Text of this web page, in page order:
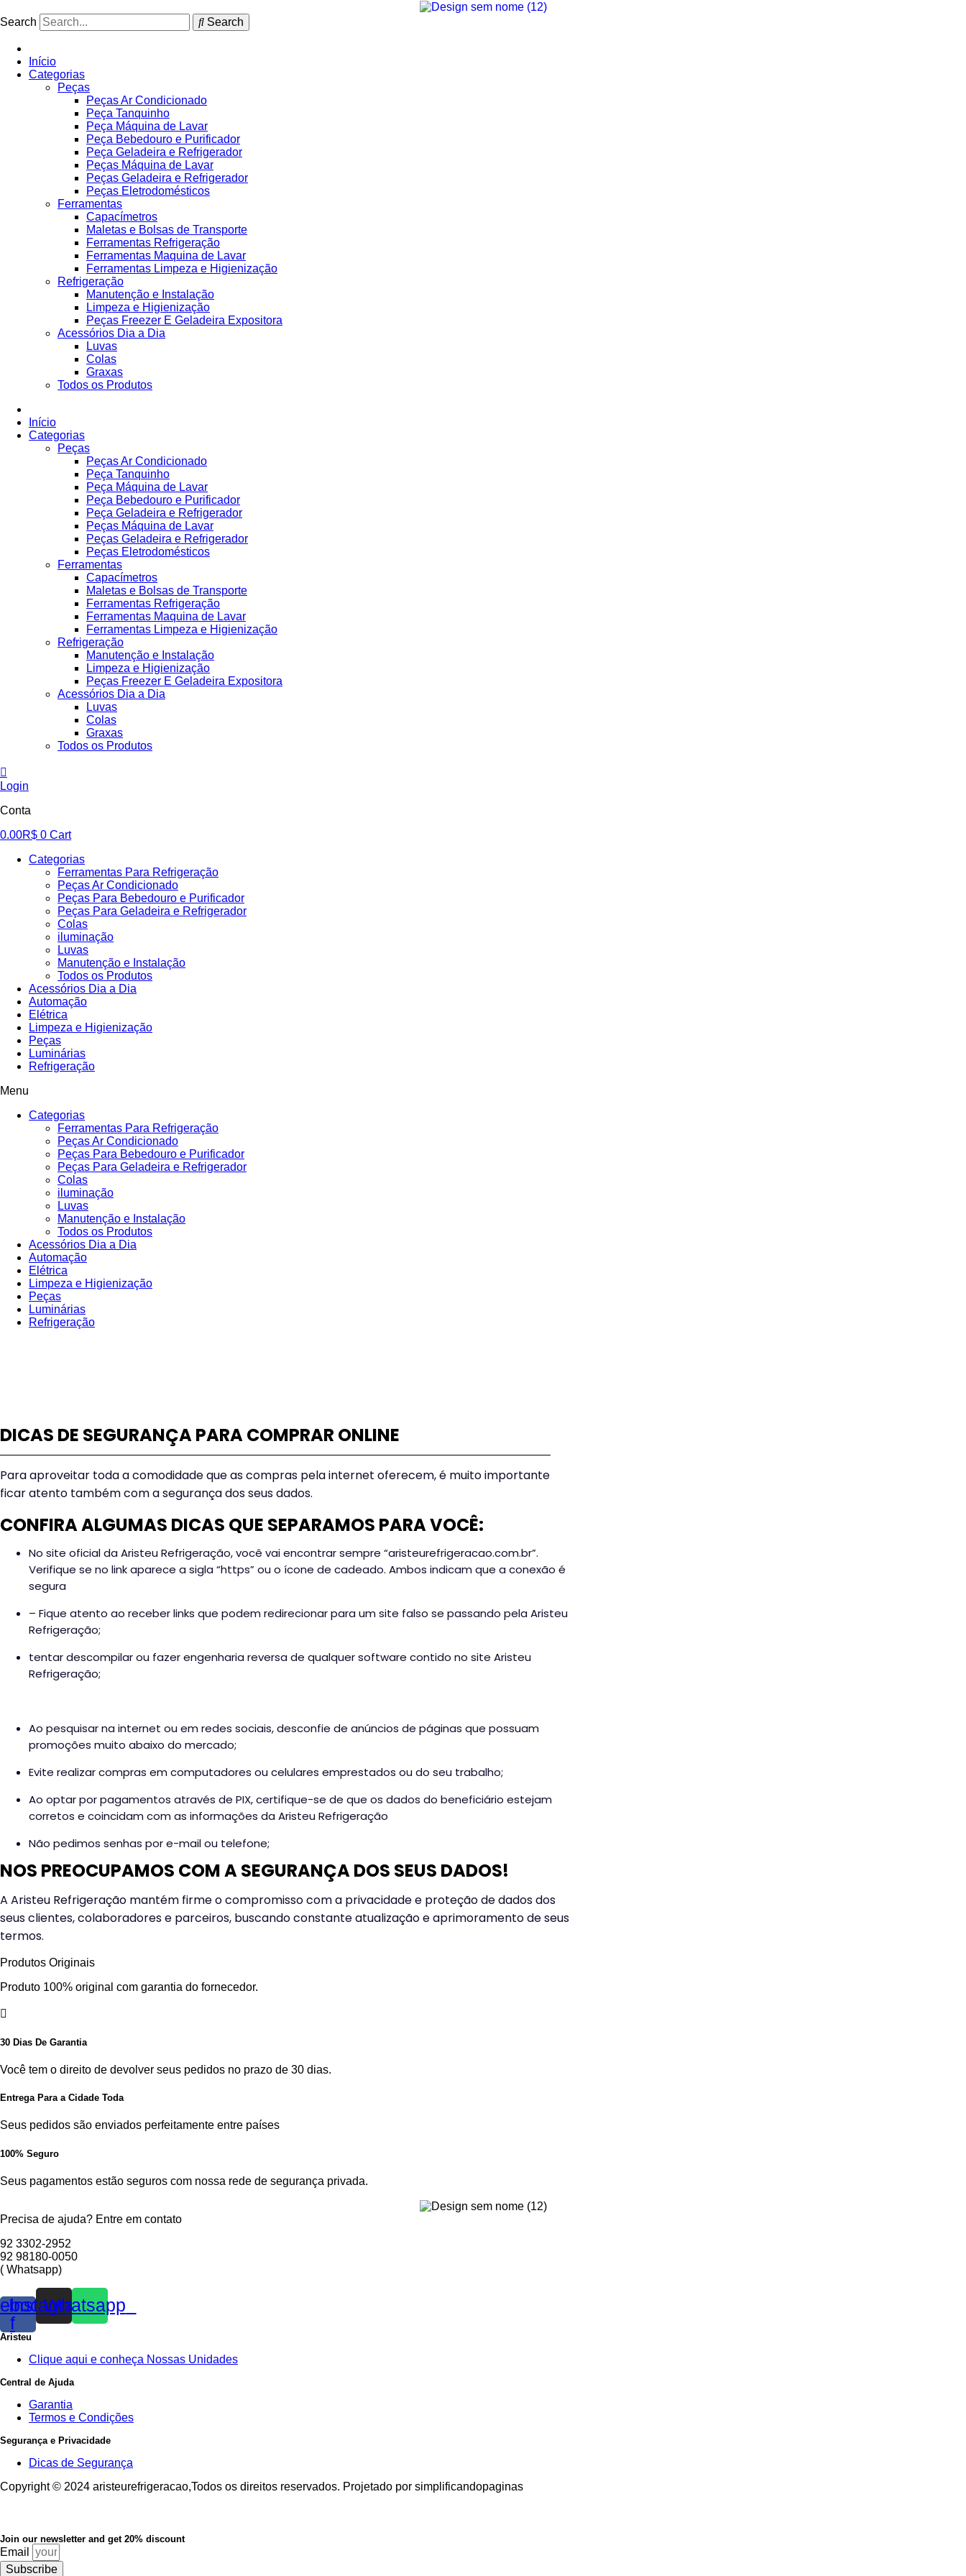
para
conteúdo
Search Search
Início
Categorias
Peças
Peças Ar Condicionado
Peça Tanquinho
Peça Máquina de Lavar
Peça Bebedouro e Purificador
Peça Geladeira e Refrigerador
Peças Máquina de Lavar
Peças Geladeira e Refrigerador
Peças Eletrodomésticos
Ferramentas
Capacímetros
Maletas e Bolsas de Transporte
Ferramentas Refrigeração
Ferramentas Maquina de Lavar
Ferramentas Limpeza e Higienização
Refrigeração
Manutenção e Instalação
Limpeza e Higienização
Peças Freezer E Geladeira Expositora
Acessórios Dia a Dia
Luvas
Colas
Graxas
Todos os Produtos
Início
Categorias
Peças
Peças Ar Condicionado
Peça Tanquinho
Peça Máquina de Lavar
Peça Bebedouro e Purificador
Peça Geladeira e Refrigerador
Peças Máquina de Lavar
Peças Geladeira e Refrigerador
Peças Eletrodomésticos
Ferramentas
Capacímetros
Maletas e Bolsas de Transporte
Ferramentas Refrigeração
Ferramentas Maquina de Lavar
Ferramentas Limpeza e Higienização
Refrigeração
Manutenção e Instalação
Limpeza e Higienização
Peças Freezer E Geladeira Expositora
Acessórios Dia a Dia
Luvas
Colas
Graxas
Todos os Produtos
Login
Conta
0.00R$ 0 Cart
Categorias
Ferramentas Para Refrigeração
Peças Ar Condicionado
Peças Para Bebedouro e Purificador
Peças Para Geladeira e Refrigerador
Colas
iluminação
Luvas
Manutenção e Instalação
Todos os Produtos
Acessórios Dia a Dia
Automação
Elétrica
Limpeza e Higienização
Peças
Luminárias
Refrigeração
Menu
Categorias
Ferramentas Para Refrigeração
Peças Ar Condicionado
Peças Para Bebedouro e Purificador
Peças Para Geladeira e Refrigerador
Colas
iluminação
Luvas
Manutenção e Instalação
Todos os Produtos
Acessórios Dia a Dia
Automação
Elétrica
Limpeza e Higienização
Peças
Luminárias
Refrigeração
DICAS DE SEGURANÇA PARA COMPRAR ONLINE
Para aproveitar toda a comodidade que as compras pela internet oferecem, é muito importante
ficar atento também com a segurança dos seus dados.
CONFIRA ALGUMAS DICAS QUE SEPARAMOS PARA VOCÊ:
No site oficial da Aristeu Refrigeração, você vai encontrar sempre “aristeurefrigeracao.com.br”.
Verifique se no link aparece a sigla “https” ou o ícone de cadeado. Ambos indicam que a conexão é
segura
– Fique atento ao receber links que podem redirecionar para um site falso se passando pela Aristeu
Refrigeração;
tentar descompilar ou fazer engenharia reversa de qualquer software contido no site Aristeu
Refrigeração;
Ao pesquisar na internet ou em redes sociais, desconfie de anúncios de páginas que possuam
promoções muito abaixo do mercado;
Evite realizar compras em computadores ou celulares emprestados ou do seu trabalho;
Ao optar por pagamentos através de PIX, certifique-se de que os dados do beneficiário estejam
corretos e coincidam com as informações da Aristeu Refrigeração
Não pedimos senhas por e-mail ou telefone;
NOS PREOCUPAMOS COM A SEGURANÇA DOS SEUS DADOS!
A Aristeu Refrigeração mantém firme o compromisso com a privacidade e proteção de dados dos
seus clientes, colaboradores e parceiros, buscando constante atualização e aprimoramento de seus
termos.
Produtos Originais
Produto 100% original com garantia do fornecedor.
30 Dias De Garantia
Você tem o direito de devolver seus pedidos no prazo de 30 dias.
Entrega Para a Cidade Toda
Seus pedidos são enviados perfeitamente entre países
100% Seguro
Seus pagamentos estão seguros com nossa rede de segurança privada.
Precisa de ajuda? Entre em contato
92 3302-2952
92 98180-0050
( Whatsapp)
f
Instagram
Whatsapp
Aristeu
Clique aqui e conheça Nossas Unidades
Central de Ajuda
Garantia
Termos e Condições
Segurança e Privacidade
Dicas de Segurança
Copyright © 2024 aristeurefrigeracao,Todos os direitos reservados. Projetado por simplificandopaginas
Join our newsletter and get 20% discount
Email
Subscribe